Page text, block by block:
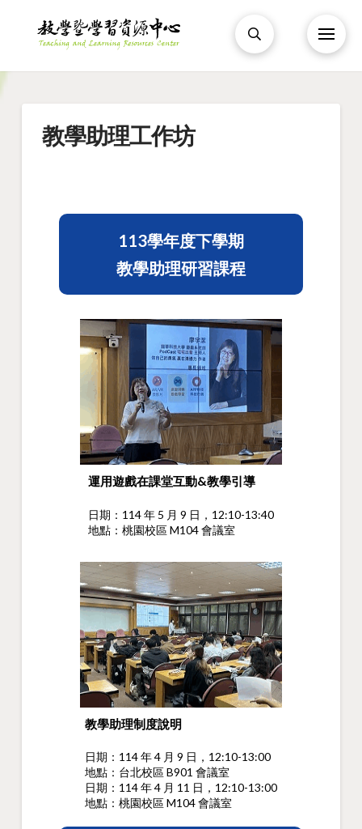
教學助理工作坊
113學年度下學期
教學助理研習課程
運用遊戲在課堂互動&教學引導
日期：114 年 5 月 9 日，12:10-13:40
地點：桃園校區 M104 會議室
教學助理制度說明
日期：114 年 4 月 9 日，12:10-13:00
地點：台北校區 B901 會議室
日期：114 年 4 月 11 日，12:10-13:00
地點：桃園校區 M104 會議室